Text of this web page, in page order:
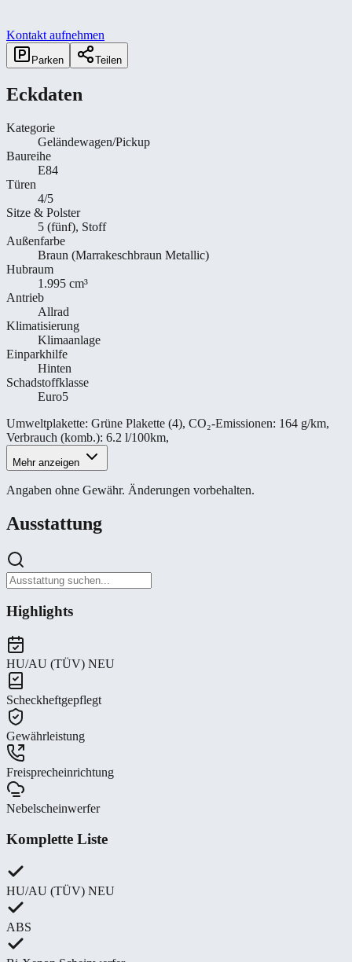
Kontakt aufnehmen
Parken Teilen
Eckdaten
Kategorie
Geländewagen/Pickup
Baureihe
E84
Türen
4/5
Sitze & Polster
5 (fünf), Stoff
Außenfarbe
Braun (Marrakeschbraun Metallic)
Hubraum
1.995 cm³
Antrieb
Allrad
Klimatisierung
Klimaanlage
Einparkhilfe
Hinten
Schadstoffklasse
Euro5
Umweltplakette: Grüne Plakette (4), CO₂-Emissionen: 164 g/km,
Verbrauch (komb.): 6.2 l/100km,
Mehr anzeigen
Angaben ohne Gewähr. Änderungen vorbehalten.
Ausstattung
Highlights
HU/AU (TÜV) NEU
Scheckheftgepflegt
Gewährleistung
Freisprecheinrichtung
Nebelscheinwerfer
Komplette Liste
HU/AU (TÜV) NEU
ABS